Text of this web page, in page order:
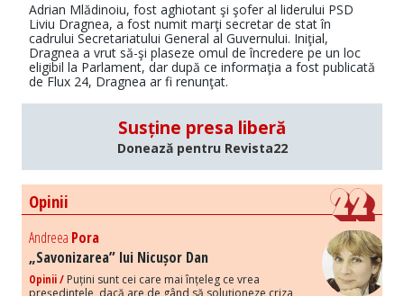
Adrian Mlădinoiu, fost aghiotant şi şofer al liderului PSD
Liviu Dragnea, a fost numit marţi secretar de stat în
cadrului Secretariatului General al Guvernului. Iniţial,
Dragnea a vrut să-şi plaseze omul de încredere pe un loc
eligibil la Parlament, dar după ce informaţia a fost publicată
de Flux 24, Dragnea ar fi renunţat.
Susține presa liberă
Donează pentru Revista22
Opinii
Andreea Pora
„Savonizarea” lui Nicușor Dan
Opinii / Puțini sunt cei care mai înțeleg ce vrea